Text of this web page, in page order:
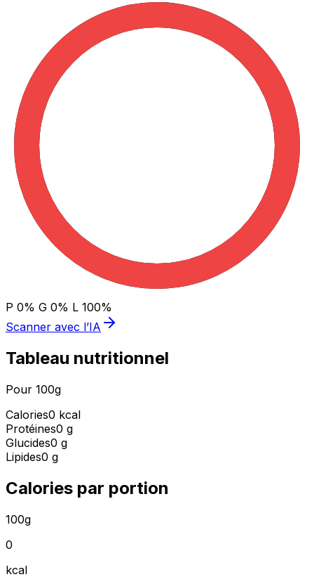
P 0% G 0% L 100%
Scanner avec l’IA
Tableau nutritionnel
Pour 100g
Calories0 kcal
Protéines0 g
Glucides0 g
Lipides0 g
Calories par portion
100g
0
kcal